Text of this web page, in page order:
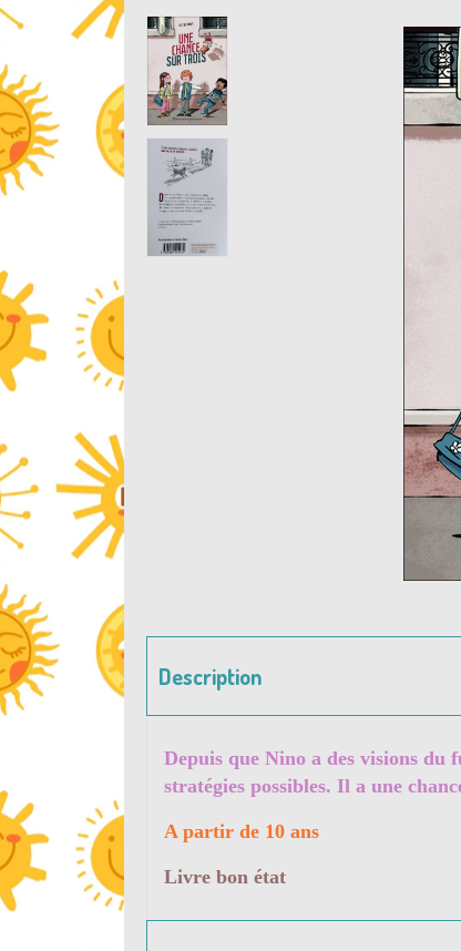
Description
Depuis que Nino a des visions
stratégies possibles. Il a une
A partir de 10 ans
Livre bon état